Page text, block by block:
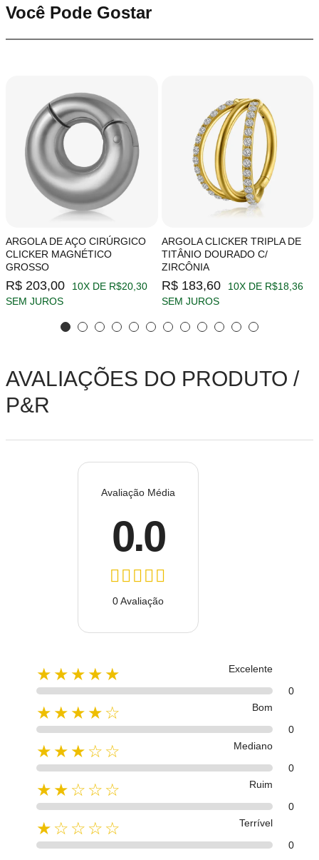
Você Pode Gostar
ARGOLA DE AÇO CIRÚRGICO
CLICKER MAGNÉTICO
GROSSO
R$ 203,00
10X DE R$20,30
SEM JUROS
ARGOLA CLICKER TRIPLA DE
TITÂNIO DOURADO C/
ZIRCÔNIA
R$ 183,60
10X DE R$18,36
SEM JUROS
AVALIAÇÕES DO PRODUTO /
P&R
Avaliação Média
0.0
0 Avaliação
★★★★★
Excelente
0
★★★★☆
Bom
0
★★★☆☆
Mediano
0
★★☆☆☆
Ruim
0
★☆☆☆☆
Terrível
0